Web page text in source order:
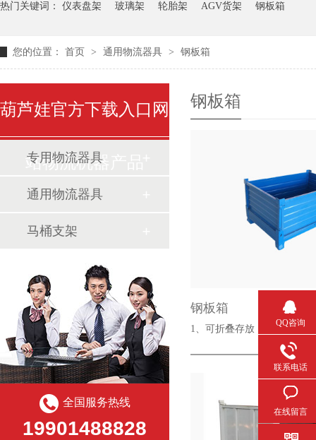
热门关键词： 仪表盘架 玻璃架 轮胎架 AGV货架 钢板箱
您的位置： 首页 > 通用物流器具 > 钢板箱
钢板箱
钢板箱
1、可折叠存放，节省储存空
葫芦娃官方下载入口网
站物流机器产品
专用物流器具
通用物流器具
马桶支架
全国服务热线
19901488828
QQ咨询
联系电话
在线留言